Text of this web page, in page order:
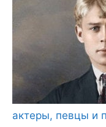
актеры, певцы и